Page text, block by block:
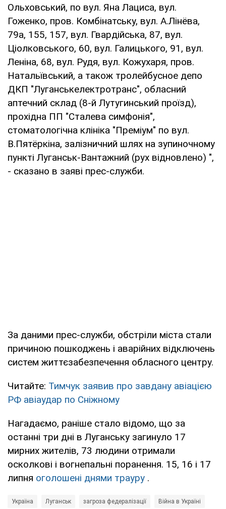
Ольховський, по вул. Яна Лациса, вул.
Гоженко, пров. Комбінатську, вул. А.Лінёва,
79а, 155, 157, вул. Гвардійська, 87, вул.
Ціолковського, 60, вул. Галицького, 91, вул.
Леніна, 68, вул. Рудя, вул. Кожухаря, пров.
Натальївський, а також тролейбусное депо
ДКП "Луганськелектротранс", обласний
аптечний склад (8-й Лутугинський проїзд),
прохідна ПП "Сталева симфонія",
стоматологічна клініка "Преміум" по вул.
В.Пятёркіна, залізничний шлях на зупиночному
пункті Луганськ-Вантажний (рух відновлено) ",
- сказано в заяві прес-служби.
За даними прес-служби, обстріли міста стали
причиною пошкоджень і аварійних відключень
систем життєзабезпечення обласного центру.
Читайте: Тимчук заявив про завдану авіацією
РФ авіаудар по Сніжному
Нагадаємо, раніше стало відомо, що за
останні три дні в Луганську загинуло 17
мирних жителів, 73 людини отримали
осколкові і вогнепальні поранення. 15, 16 і 17
липня оголошені днями трауру .
Україна Луганськ загроза федералізації Війна в Україні